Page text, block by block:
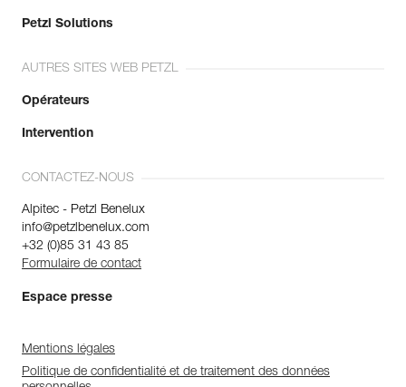
Petzl Solutions
AUTRES SITES WEB PETZL
Opérateurs
Intervention
CONTACTEZ-NOUS
Alpitec - Petzl Benelux
info@petzlbenelux.com
+32 (0)85 31 43 85
Formulaire de contact
Espace presse
Mentions légales
Politique de confidentialité et de traitement des données